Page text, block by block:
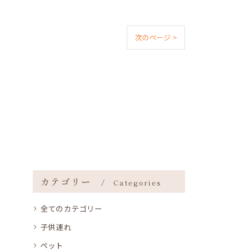
次のページ >
カテゴリー Categories
全てのカテゴリー
子供連れ
ペット